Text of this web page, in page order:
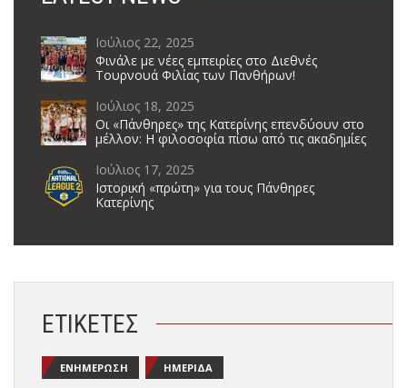
Ιούλιος 22, 2025
Φινάλε με νέες εμπειρίες στο Διεθνές
Τουρνουά Φιλίας των Πανθήρων!
Ιούλιος 18, 2025
Οι «Πάνθηρες» της Κατερίνης επενδύουν στο
μέλλον: Η φιλοσοφία πίσω από τις ακαδημίες
Ιούλιος 17, 2025
Ιστορική «πρώτη» για τους Πάνθηρες
Κατερίνης
ΕΤΙΚΈΤΕΣ
ΕΝΗΜΈΡΩΣΗ ΗΜΕΡΊΔΑ